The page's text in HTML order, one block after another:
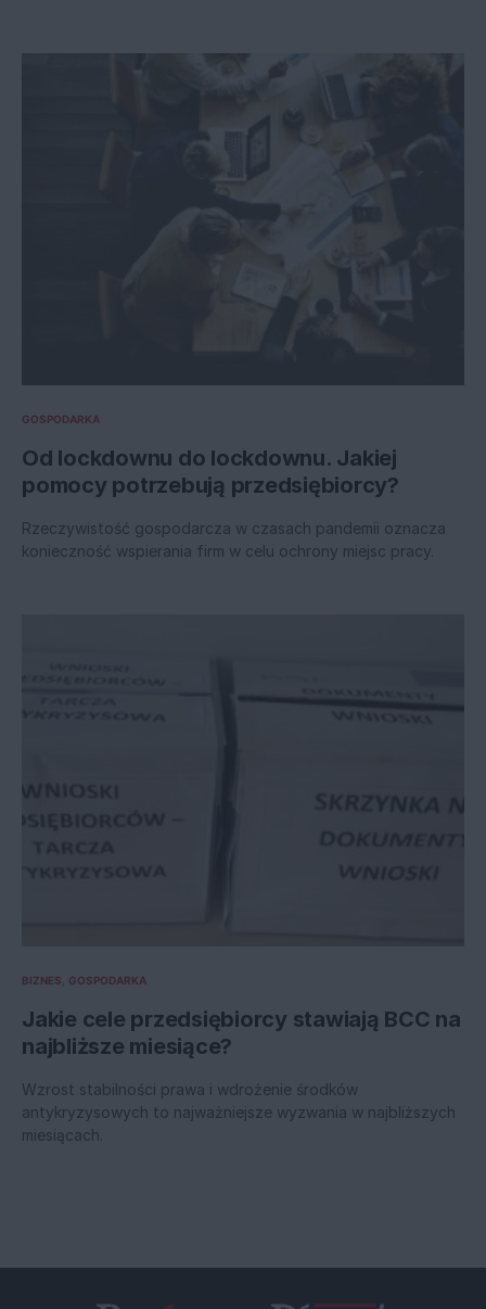
GOSPODARKA
Od lockdownu do lockdownu. Jakiej
pomocy potrzebują przedsiębiorcy?
Rzeczywistość gospodarcza w czasach pandemii oznacza
konieczność wspierania firm w celu ochrony miejsc pracy.
BIZNES GOSPODARKA
Jakie cele przedsiębiorcy stawiają BCC na
najbliższe miesiące?
Wzrost stabilności prawa i wdrożenie środków
antykryzysowych to najważniejsze wyzwania w najbliższych
miesiącach.